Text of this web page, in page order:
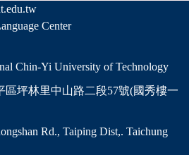
Chin-Yi University of Technology
區坪林里中山路二段57號(國秀樓一
Rd., Taiping Dist,. Taichung
Center